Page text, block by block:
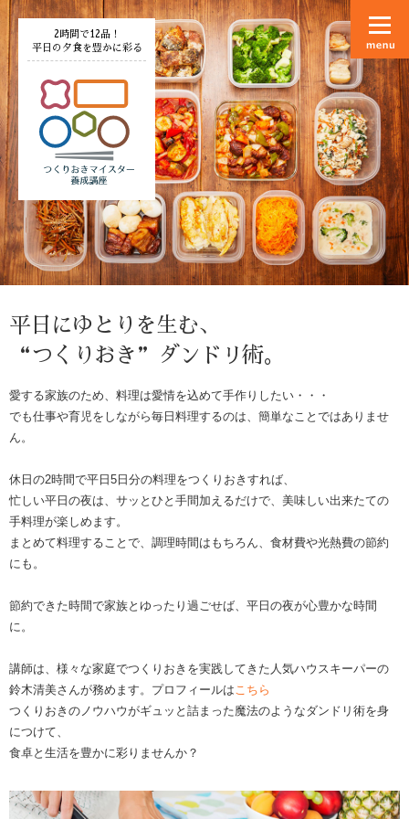
2時間で12品！
平日の夕食を豊かに彩る
平日にゆとりを生む、
“つくりおき”ダンドリ術。
愛する家族のため、料理は愛情を込めて手作りしたい・・・
でも仕事や育児をしながら毎日料理するのは、簡単なことではありませ
ん。
休日の2時間で平日5日分の料理をつくりおきすれば、
忙しい平日の夜は、サッとひと手間加えるだけで、美味しい出来たての
手料理が楽しめます。
まとめて料理することで、調理時間はもちろん、食材費や光熱費の節約
にも。
節約できた時間で家族とゆったり過ごせば、平日の夜が心豊かな時間
に。
講師は、様々な家庭でつくりおきを実践してきた人気ハウスキーパーの
鈴木清美さんが務めます。プロフィールは こちら
つくりおきのノウハウがギュッと詰まった魔法のようなダンドリ術を身
につけて、
食卓と生活を豊かに彩りませんか？